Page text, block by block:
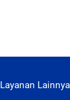
Layanan Lainnya